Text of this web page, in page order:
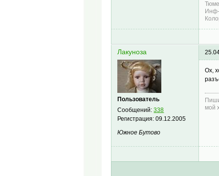
Лакуноза
Пользователь
Сообщений:338
Регистрация:09.12.2005
Южное Бутово
Ох,
мой